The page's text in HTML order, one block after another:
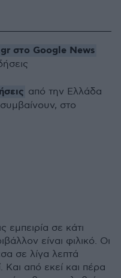
στο Google News
από την Ελλάδα
στο
εμπειρία σε κάτι
είναι φιλικό. Οι
σε λίγα λεπτά
Και από εκεί και πέρα